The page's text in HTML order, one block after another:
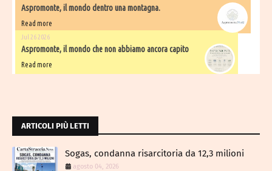
Aspromonte, il mondo dentro una montagna.
Read more
Jul 26 2026
Aspromonte, il mondo che non abbiamo ancora capito
Read more
ARTICOLI PIÙ LETTI
Sogas, condanna risarcitoria da 12,3 milioni
agosto 04, 2026